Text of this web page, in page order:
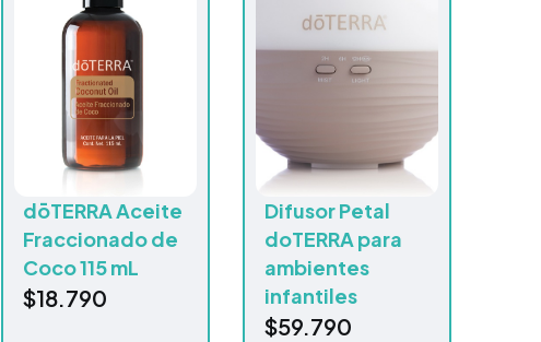
dōTERRA Aceite
Fraccionado de
Coco 115 mL
$18.790
Difusor Petal
doTERRA para
ambientes
infantiles
$59.790